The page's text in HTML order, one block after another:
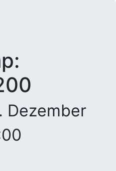
Dezember